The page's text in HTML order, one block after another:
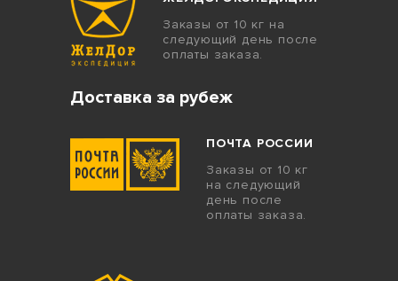
Заказы от 10 кг на
следующий день после
оплаты заказа.
Доставка за рубеж
ПОЧТА РОССИИ
Заказы от 10 кг
на следующий
день после
оплаты заказа.